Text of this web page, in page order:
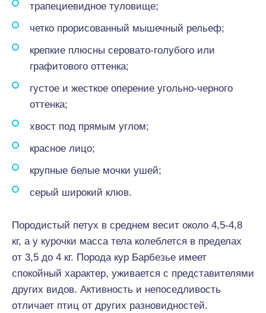
трапециевидное туловище;
четко прорисованный мышечный рельеф;
крепкие плюсны серовато-голубого или
графитового оттенка;
густое и жесткое оперение угольно-черного
оттенка;
хвост под прямым углом;
красное лицо;
крупные белые мочки ушей;
серый широкий клюв.
Породистый петух в среднем весит около 4,5-4,8
кг, а у курочки масса тела колеблется в пределах
от 3,5 до 4 кг. Порода кур Барбезье имеет
спокойный характер, уживается с представителями
других видов. Активность и непоседливость
отличает птиц от других разновидностей.